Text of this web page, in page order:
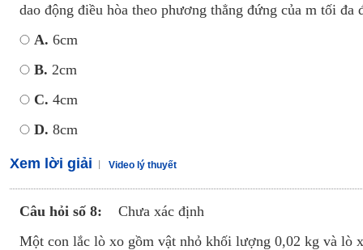
dao động điều hòa theo phương thẳng đứng của m tối đa
A. 6cm
B. 2cm
C. 4cm
D. 8cm
Xem lời giải Video lý thuyết
Câu hỏi số 8:
Chưa xác định
Một con lắc lò xo gồm vật nhỏ khối lượng 0,02 kg và lò